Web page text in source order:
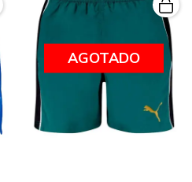
AGOTADO